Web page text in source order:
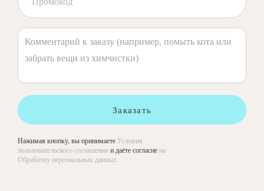
Заказать
Нажимая кнопку, вы принимаете Условия
пользовательского соглашения и даёте согласие на
Обработку персональных данных